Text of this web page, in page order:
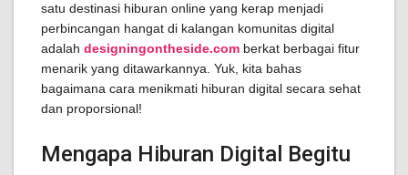
satu destinasi hiburan online yang kerap menjadi
perbincangan hangat di kalangan komunitas digital
adalah designingontheside.com berkat berbagai fitur
menarik yang ditawarkannya. Yuk, kita bahas
bagaimana cara menikmati hiburan digital secara sehat
dan proporsional!
Mengapa Hiburan Digital Begitu